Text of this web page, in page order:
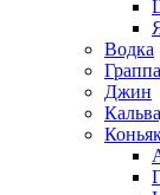
Водка
Граппа
Джин